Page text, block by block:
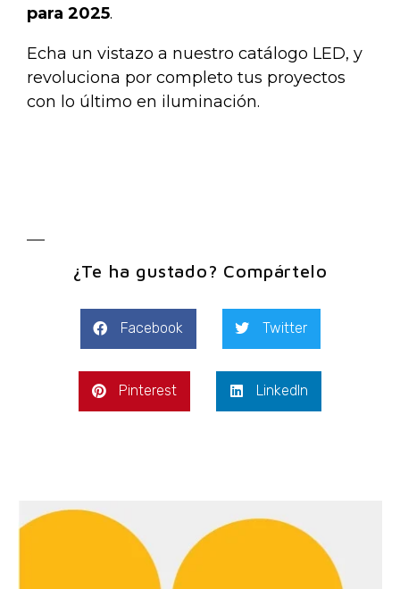
para 2025.
Echa un vistazo a nuestro catálogo LED, y
revoluciona por completo tus proyectos
con lo último en iluminación.
¿Te ha gustado? Compártelo
Facebook Twitter
Pinterest LinkedIn